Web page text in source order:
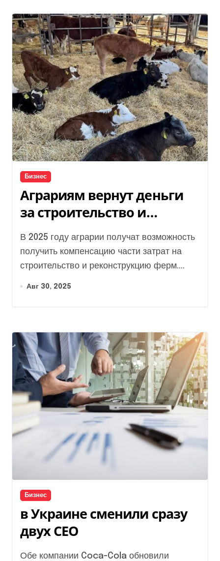
Бизнес
Аграриям вернут деньги
за строительство и
реконструкцию ферм
В 2025 году аграрии получат возможность
получить компенсацию части затрат на
строительство и реконструкцию ферм....
Авг 30, 2025
Бизнес
в Украине сменили сразу
двух СЕО
Обе компании Coca-Cola обновили